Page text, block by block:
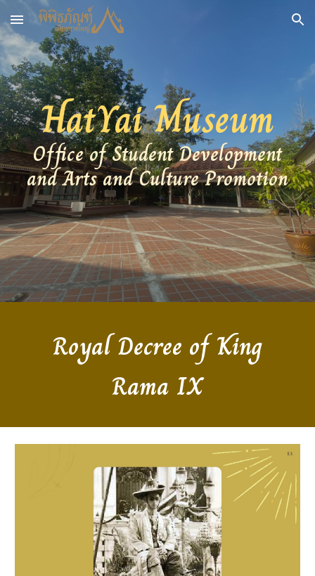
Skip to main content Skip to navigation
HatYai Museum
Office of Student Development
and Arts and Culture Promotion
Royal Decree of King
Rama IX